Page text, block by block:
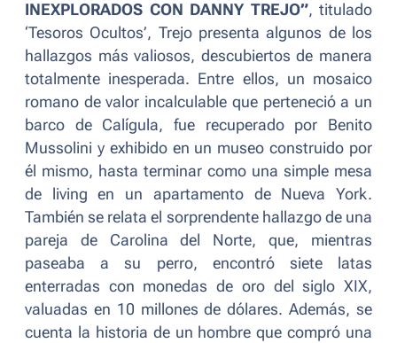
INEXPLORADOS CON DANNY TREJO”, titulado
‘Tesoros Ocultos’, Trejo presenta algunos de los
hallazgos más valiosos, descubiertos de manera
totalmente inesperada. Entre ellos, un mosaico
romano de valor incalculable que perteneció a un
barco de Calígula, fue recuperado por Benito
Mussolini y exhibido en un museo construido por
él mismo, hasta terminar como una simple mesa
de living en un apartamento de Nueva York.
También se relata el sorprendente hallazgo de una
pareja de Carolina del Norte, que, mientras
paseaba a su perro, encontró siete latas
enterradas con monedas de oro del siglo XIX,
valuadas en 10 millones de dólares. Además, se
cuenta la historia de un hombre que compró una